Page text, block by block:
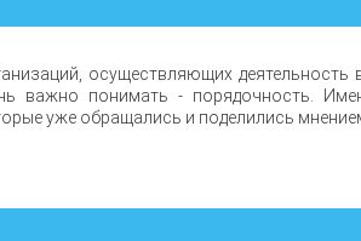
осуществляющих деятельность
важно понимать - порядочность.
уже обращались и поделились